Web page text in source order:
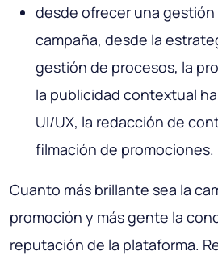
desde ofrecer una
campaña, desde la
gestión de procesos, la
la publicidad contextual
UI/UX, la redacción de
filmación de promociones.
Cuanto más brillante sea la
promoción y más gente la
reputación de la plataforma.